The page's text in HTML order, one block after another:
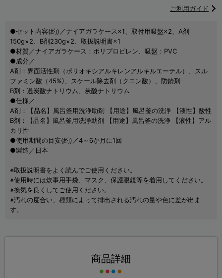
ご利用ガイド
●セット内容(約)／ナイアガラケース×1、取付用吸盤×2、A剤
150g×2、B剤230g×2、取扱説明書×1
●材質／ナイアガラケース：ポリプロピレン、吸盤：PVC
●成分／
A剤：界面活性剤（ポリオキシアルキレンアルキルエーテル）、スル
ファミン酸（45%)、スケール除去剤（クエン酸）、防錆剤
B剤：過炭酸ナトリウム、炭酸ナトリウム
●仕様／
A剤：【品名】風呂釜用洗浄助剤 【用途】風呂釜の洗浄 【液性】酸性
B剤：【品名】風呂釜用洗浄助剤 【用途】風呂釜の洗浄 【液性】アル
カリ性
●使用期間の目安(約)／4～6か月に1回
●製造／日本
※取扱説明書をよく読んでご使用ください。
※使用時には炊事用手袋、マスク、保護眼鏡等を着用してください。
※換気を良くしてご使用ください。
※汚れの度合い、種類によって排出される汚れの量や色に差が出ま
す。
商品詳細